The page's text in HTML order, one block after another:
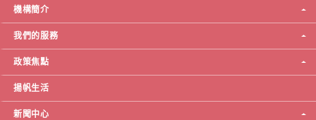
機構簡介
我們的服務
政策焦點
揚帆生活
新聞中心